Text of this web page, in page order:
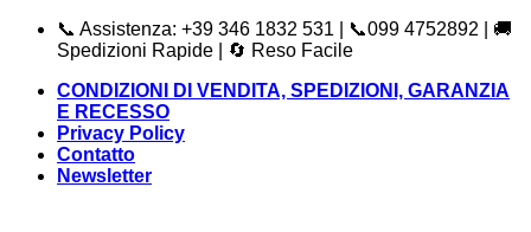
Salta
📞 Assistenza: +39 346 1832 531 | 📞099 4752892 | 🚚
Spedizioni Rapide | 🔄 Reso Facile
CONDIZIONI DI VENDITA, SPEDIZIONI, GARANZIA
E RECESSO
Privacy Policy
Contatto
Newsletter